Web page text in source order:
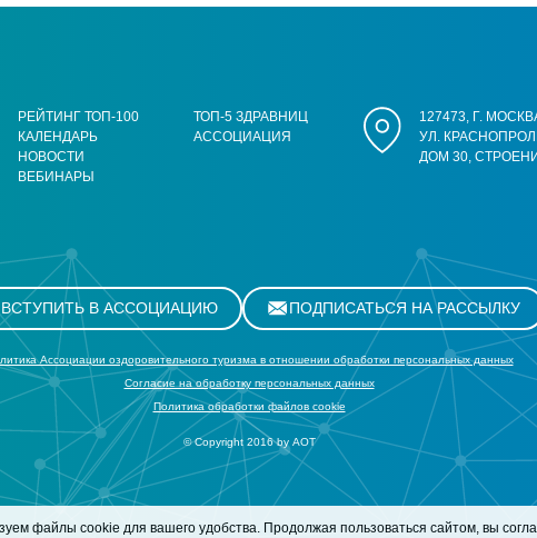
РЕЙТИНГ ТОП-100
КАЛЕНДАРЬ
НОВОСТИ
ВЕБИНАРЫ
ТОП-5 ЗДРАВНИЦ
АССОЦИАЦИЯ
127473, Г.
УЛ.
ДОМ 30,
ВСТУПИТЬ В АССОЦИАЦИЮ ПОДПИСАТЬСЯ НА РАССЫЛКУ
Ассоциации оздоровительного туризма в отношении обработки персональных данных
Cогласие на обработку персональных данных
Политика обработки файлов cookie
© Copyright 2016 by АОТ
файлы cookie для вашего удобства. Продолжая пользоваться сайтом, вы